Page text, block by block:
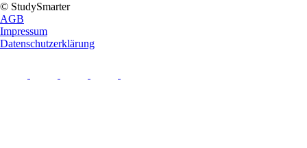
© StudySmarter
AGB
Impressum
Datenschutzerklärung